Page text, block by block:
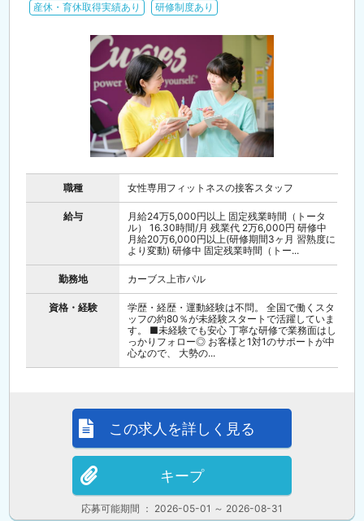
産休・育休取得実績あり
研修制度あり
職種 女性専用フィットネスの接客スタッフ
給与
月給24万5,000円以上 固定残業時間（トータ
ル） 16.30時間/月 残業代 2万6,000円 研修中
月給20万6,000円以上(研修期間3ヶ月 習熟度に
より変動) 研修中 固定残業時間（トー...
勤務地 カーブス上市パル
資格・経験
学歴・経歴・運動経験は不問。 全国で働くスタ
ッフの約80％が未経験スタートで活躍していま
す。 ■未経験でも安心 丁寧な研修で業務面はし
っかりフォロー◎ お客様と1対1のサポートが中
心なので、 大勢の...
応募可能期間 ： 2026-05-01 ～ 2026-08-31
この求人を詳しく見る
キープ